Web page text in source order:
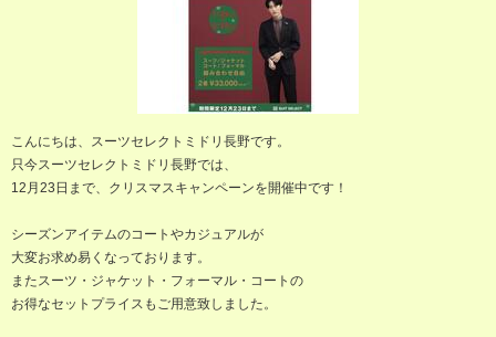
こんにちは、スーツセレクトミドリ長野です。
只今スーツセレクトミドリ長野では、
12月23日まで、クリスマスキャンペーンを開催中です！
シーズンアイテムのコートやカジュアルが
大変お求め易くなっております。
またスーツ・ジャケット・フォーマル・コートの
お得なセットプライスもご用意致しました。